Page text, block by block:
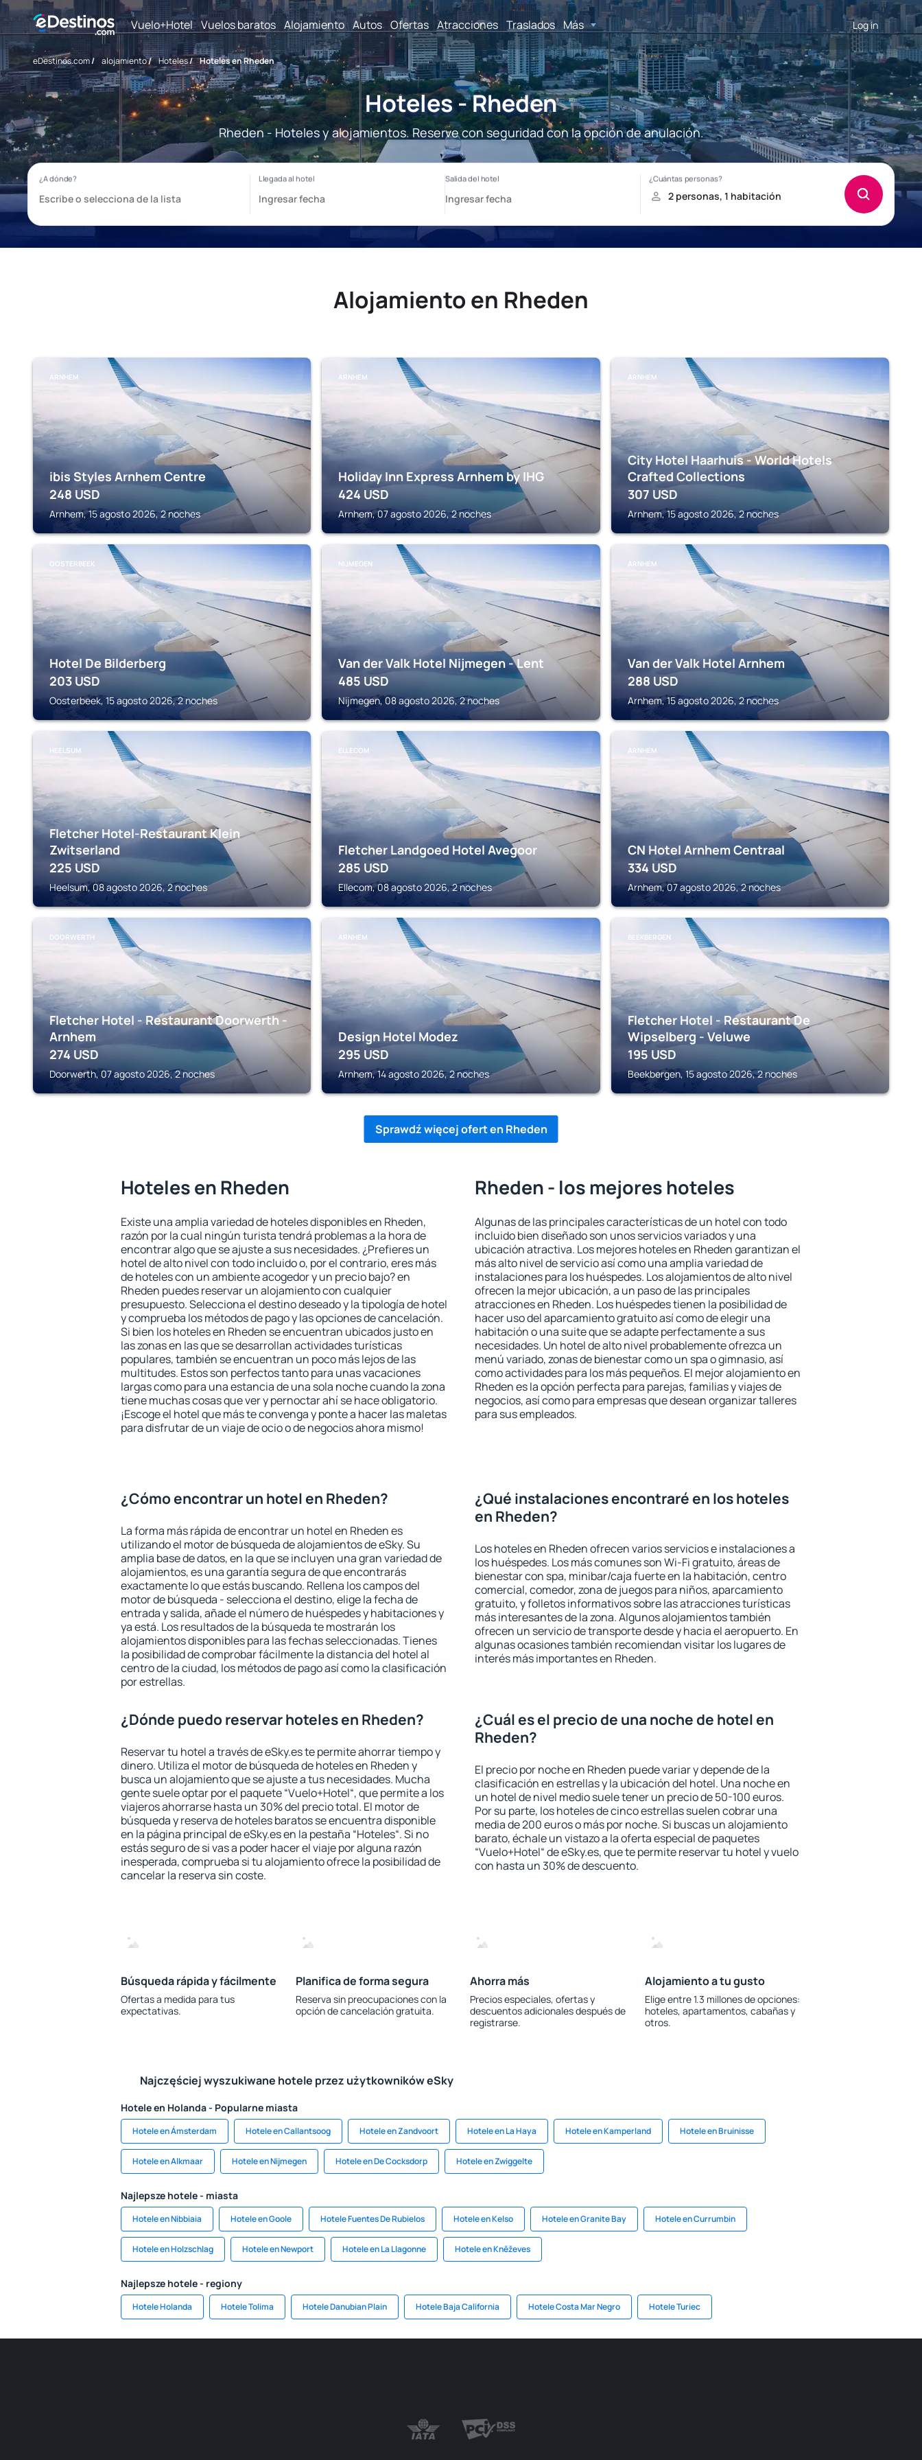
Vuelo+Hotel Vuelos baratos Alojamiento Autos Ofertas Atracciones Traslados Más Log in
eDestinos.com/ alojamiento/ Hoteles/ Hoteles en Rheden
Hoteles - Rheden
Rheden - Hoteles y alojamientos. Reserve con seguridad con la opción de anulación.
Alojamiento en Rheden
ARNHEM
ibis Styles Arnhem Centre
248 USD
Arnhem, 15 agosto 2026, 2 noches
ARNHEM
Holiday Inn Express Arnhem by IHG
424 USD
Arnhem, 07 agosto 2026, 2 noches
ARNHEM
City Hotel Haarhuis - World Hotels
Crafted Collections
307 USD
Arnhem, 15 agosto 2026, 2 noches
OOSTERBEEK
Hotel De Bilderberg
203 USD
Oosterbeek, 15 agosto 2026, 2 noches
NIJMEGEN
Van der Valk Hotel Nijmegen - Lent
485 USD
Nijmegen, 08 agosto 2026, 2 noches
ARNHEM
Van der Valk Hotel Arnhem
288 USD
Arnhem, 15 agosto 2026, 2 noches
HEELSUM
Fletcher Hotel-Restaurant Klein
Zwitserland
225 USD
Heelsum, 08 agosto 2026, 2 noches
ELLECOM
Fletcher Landgoed Hotel Avegoor
285 USD
Ellecom, 08 agosto 2026, 2 noches
ARNHEM
CN Hotel Arnhem Centraal
334 USD
Arnhem, 07 agosto 2026, 2 noches
DOORWERTH
Fletcher Hotel - Restaurant Doorwerth -
Arnhem
274 USD
Doorwerth, 07 agosto 2026, 2 noches
ARNHEM
Design Hotel Modez
295 USD
Arnhem, 14 agosto 2026, 2 noches
BEEKBERGEN
Fletcher Hotel - Restaurant De
Wipselberg - Veluwe
195 USD
Beekbergen, 15 agosto 2026, 2 noches
Sprawdź więcej ofert en Rheden
Hoteles en Rheden
Existe una amplia variedad de hoteles disponibles en Rheden,
razón por la cual ningún turista tendrá problemas a la hora de
encontrar algo que se ajuste a sus necesidades. ¿Prefieres un
hotel de alto nivel con todo incluido o, por el contrario, eres más
de hoteles con un ambiente acogedor y un precio bajo? en
Rheden puedes reservar un alojamiento con cualquier
presupuesto. Selecciona el destino deseado y la tipología de hotel
y comprueba los métodos de pago y las opciones de cancelación.
Si bien los hoteles en Rheden se encuentran ubicados justo en
las zonas en las que se desarrollan actividades turísticas
populares, también se encuentran un poco más lejos de las
multitudes. Estos son perfectos tanto para unas vacaciones
largas como para una estancia de una sola noche cuando la zona
tiene muchas cosas que ver y pernoctar ahí se hace obligatorio.
¡Escoge el hotel que más te convenga y ponte a hacer las maletas
para disfrutar de un viaje de ocio o de negocios ahora mismo!
Rheden - los mejores hoteles
Algunas de las principales características de un hotel con todo
incluido bien diseñado son unos servicios variados y una
ubicación atractiva. Los mejores hoteles en Rheden garantizan el
más alto nivel de servicio así como una amplia variedad de
instalaciones para los huéspedes. Los alojamientos de alto nivel
ofrecen la mejor ubicación, a un paso de las principales
atracciones en Rheden. Los huéspedes tienen la posibilidad de
hacer uso del aparcamiento gratuito así como de elegir una
habitación o una suite que se adapte perfectamente a sus
necesidades. Un hotel de alto nivel probablemente ofrezca un
menú variado, zonas de bienestar como un spa o gimnasio, así
como actividades para los más pequeños. El mejor alojamiento en
Rheden es la opción perfecta para parejas, familias y viajes de
negocios, así como para empresas que desean organizar talleres
para sus empleados.
¿Cómo encontrar un hotel en Rheden?
La forma más rápida de encontrar un hotel en Rheden es
utilizando el motor de búsqueda de alojamientos de eSky. Su
amplia base de datos, en la que se incluyen una gran variedad de
alojamientos, es una garantía segura de que encontrarás
exactamente lo que estás buscando. Rellena los campos del
motor de búsqueda - selecciona el destino, elige la fecha de
entrada y salida, añade el número de huéspedes y habitaciones y
ya está. Los resultados de la búsqueda te mostrarán los
alojamientos disponibles para las fechas seleccionadas. Tienes
la posibilidad de comprobar fácilmente la distancia del hotel al
centro de la ciudad, los métodos de pago así como la clasificación
por estrellas.
¿Qué instalaciones encontraré en los hoteles
en Rheden?
Los hoteles en Rheden ofrecen varios servicios e instalaciones a
los huéspedes. Los más comunes son Wi-Fi gratuito, áreas de
bienestar con spa, minibar/caja fuerte en la habitación, centro
comercial, comedor, zona de juegos para niños, aparcamiento
gratuito, y folletos informativos sobre las atracciones turísticas
más interesantes de la zona. Algunos alojamientos también
ofrecen un servicio de transporte desde y hacia el aeropuerto. En
algunas ocasiones también recomiendan visitar los lugares de
interés más importantes en Rheden.
¿Dónde puedo reservar hoteles en Rheden?
Reservar tu hotel a través de eSky.es te permite ahorrar tiempo y
dinero. Utiliza el motor de búsqueda de hoteles en Rheden y
busca un alojamiento que se ajuste a tus necesidades. Mucha
gente suele optar por el paquete “Vuelo+Hotel“, que permite a los
viajeros ahorrarse hasta un 30% del precio total. El motor de
búsqueda y reserva de hoteles baratos se encuentra disponible
en la página principal de eSky.es en la pestaña “Hoteles“. Si no
estás seguro de si vas a poder hacer el viaje por alguna razón
inesperada, comprueba si tu alojamiento ofrece la posibilidad de
cancelar la reserva sin coste.
¿Cuál es el precio de una noche de hotel en
Rheden?
El precio por noche en Rheden puede variar y depende de la
clasificación en estrellas y la ubicación del hotel. Una noche en
un hotel de nivel medio suele tener un precio de 50-100 euros.
Por su parte, los hoteles de cinco estrellas suelen cobrar una
media de 200 euros o más por noche. Si buscas un alojamiento
barato, échale un vistazo a la oferta especial de paquetes
“Vuelo+Hotel“ de eSky.es, que te permite reservar tu hotel y vuelo
con hasta un 30% de descuento.
Búsqueda rápida y fácilmente
Ofertas a medida para tus
expectativas.
Planifica de forma segura
Reserva sin preocupaciones con la
opción de cancelación gratuita.
Ahorra más
Precios especiales, ofertas y
descuentos adicionales después de
registrarse.
Alojamiento a tu gusto
Elige entre 1.3 millones de opciones:
hoteles, apartamentos, cabañas y
otros.
Najczęściej wyszukiwane hotele przez użytkowników eSky
Hotele en Holanda - Popularne miasta
Hotele en Ámsterdam Hotele en Callantsoog Hotele en Zandvoort Hotele en La Haya Hotele en Kamperland Hotele en Bruinisse
Hotele en Alkmaar Hotele en Nijmegen Hotele en De Cocksdorp Hotele en Zwiggelte
Najlepsze hotele - miasta
Hotele en Nibbiaia Hotele en Goole Hotele Fuentes De Rubielos Hotele en Kelso Hotele en Granite Bay Hotele en Currumbin
Hotele en Holzschlag Hotele en Newport Hotele en La Llagonne Hotele en Kněževes
Najlepsze hotele - regiony
Hotele Holanda Hotele Tolima Hotele Danubian Plain Hotele Baja California Hotele Costa Mar Negro Hotele Turiec